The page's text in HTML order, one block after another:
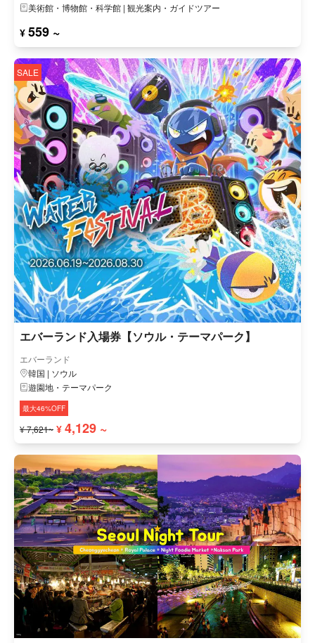
美術館・博物館・科学館 | 観光案内・ガイドツアー
¥ 559 ~
SALE
エバーランド入場券【ソウル・テーマパーク】
エバーランド
韓国 | ソウル
遊園地・テーマパーク
最大46%OFF
¥ 7,621~ ¥ 4,129 ~